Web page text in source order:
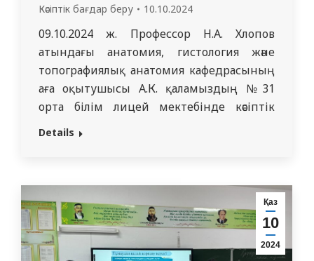
Кәсіптік бағдар беру 10.10.2024
09.10.2024 ж. Профессор Н.А. Хлопов
атындағы анатомия, гистология және
топографиялық анатомия кафедрасының
аға оқытушысы А.К. қаламыздың №31
орта білім лицей мектебінде кәсіптік
бағдарлау жұмысын өткізіп қайтты. Осы
берілген ақпараттармен мұқият танысты.
Кездесу еркін тұрғыда сұрақ жауап
ретінде өтіп, көкейлеріндегі сауалдарға
толық жауап алды. Кездесу соңында…
Details
Қаз
10
2024